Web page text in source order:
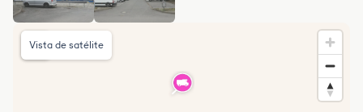
Vista de satélite